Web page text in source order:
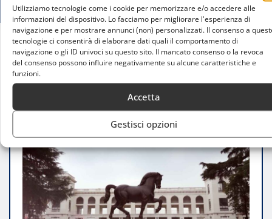
Utilizziamo tecnologie come i cookie per memorizzare e/o accedere alle
informazioni del dispositivo. Lo facciamo per migliorare l'esperienza di
navigazione e per mostrare annunci (non) personalizzati. Il consenso a
tecnologie ci consentirà di elaborare dati quali il comportamento di
navigazione o gli ID univoci su questo sito. Il mancato consenso o la revoca
del consenso possono influire negativamente su alcune caratteristiche e
funzioni.
Accetta
Gestisci opzioni
Home
Ippodromo Snai San Siro, il 2 giugno è festa di
galoppo e intrattenimento